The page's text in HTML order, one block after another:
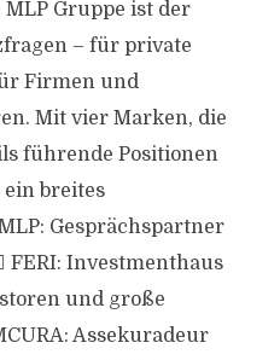
MLP Gruppe ist der
– für private
Firmen und
Mit vier Marken, die
führende Positionen
breites
Gesprächspartner
Investmenthaus
und große
Assekuradeur